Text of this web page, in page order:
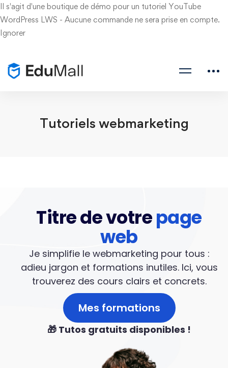
Il s'agit d'une boutique de démo pour un tutoriel YouTube
WordPress LWS - Aucune commande ne sera prise en compte.
Ignorer
Tutoriels webmarketing
Titre de votrepage
web
Je simplifie le webmarketing pour tous :
adieu jargon et formations inutiles. Ici, vous
trouverez des cours clairs et concrets.
Mes formations
🎁 Tutos gratuits disponibles !